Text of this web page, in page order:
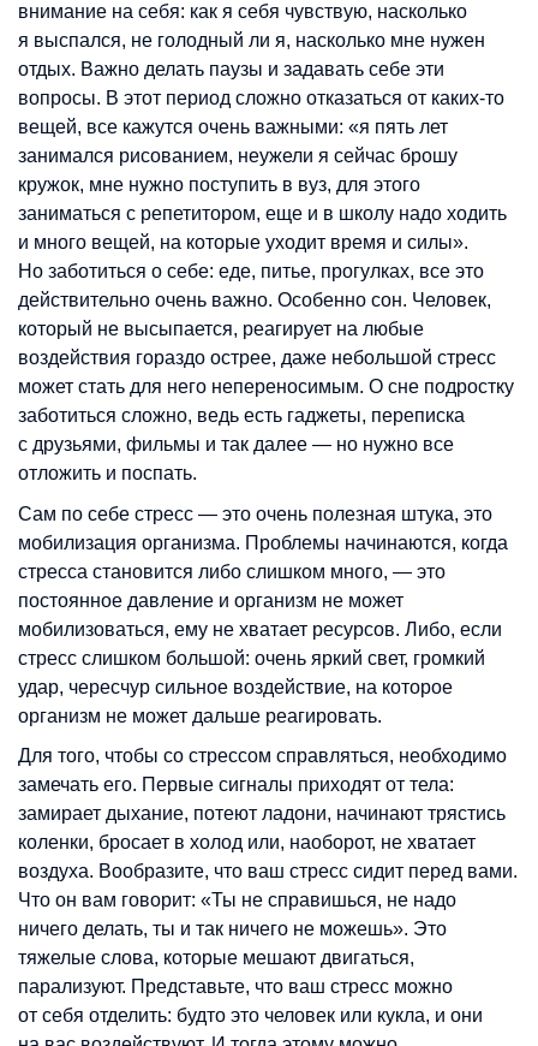
внимание на себя: как я себя чувствую, насколько
я выспался, не голодный ли я, насколько мне нужен
отдых. Важно делать паузы и задавать себе эти
вопросы. В этот период сложно отказаться от каких-то
вещей, все кажутся очень важными: «я пять лет
занимался рисованием, неужели я сейчас брошу
кружок, мне нужно поступить в вуз, для этого
заниматься с репетитором, еще и в школу надо ходить
и много вещей, на которые уходит время и силы».
Но заботиться о себе: еде, питье, прогулках, все это
действительно очень важно. Особенно сон. Человек,
который не высыпается, реагирует на любые
воздействия гораздо острее, даже небольшой стресс
может стать для него непереносимым. О сне подростку
заботиться сложно, ведь есть гаджеты, переписка
с друзьями, фильмы и так далее — но нужно все
отложить и поспать.
Сам по себе стресс — это очень полезная штука, это
мобилизация организма. Проблемы начинаются, когда
стресса становится либо слишком много, — это
постоянное давление и организм не может
мобилизоваться, ему не хватает ресурсов. Либо, если
стресс слишком большой: очень яркий свет, громкий
удар, чересчур сильное воздействие, на которое
организм не может дальше реагировать.
Для того, чтобы со стрессом справляться, необходимо
замечать его. Первые сигналы приходят от тела:
замирает дыхание, потеют ладони, начинают трястись
коленки, бросает в холод или, наоборот, не хватает
воздуха. Вообразите, что ваш стресс сидит перед вами.
Что он вам говорит: «Ты не справишься, не надо
ничего делать, ты и так ничего не можешь». Это
тяжелые слова, которые мешают двигаться,
парализуют. Представьте, что ваш стресс можно
от себя отделить: будто это человек или кукла, и они